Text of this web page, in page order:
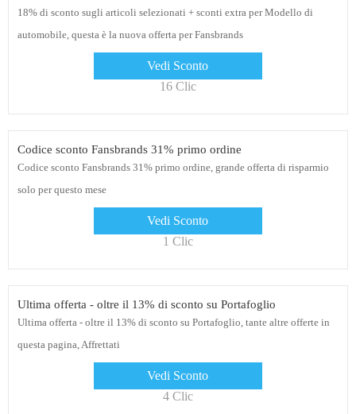
18% di sconto sugli articoli selezionati + sconti extra per Modello di
automobile, questa è la nuova offerta per Fansbrands
Vedi Sconto
16 Clic
Codice sconto Fansbrands 31% primo ordine
Codice sconto Fansbrands 31% primo ordine, grande offerta di risparmio
solo per questo mese
Vedi Sconto
1 Clic
Ultima offerta - oltre il 13% di sconto su Portafoglio
Ultima offerta - oltre il 13% di sconto su Portafoglio, tante altre offerte in
questa pagina, Affrettati
Vedi Sconto
4 Clic